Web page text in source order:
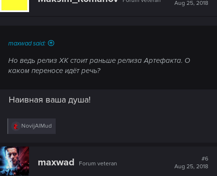
Aug 25, 2018
maxwad said:
Но ведь релиз ХК стоит раньше релиза Артефакта. О
каком переносе идёт речь?
Наивная ваша душа!
R
c
t
i
o
NovijAlMud
maxwad Forum veteran
#6
Aug 25, 2018